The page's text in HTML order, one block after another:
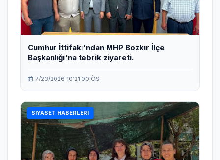
Cumhur İttifakı'ndan MHP Bozkır İlçe
Başkanlığı'na tebrik ziyareti.
7/23/2026 10:21:00 ÖS
SIYASET HABERLERI